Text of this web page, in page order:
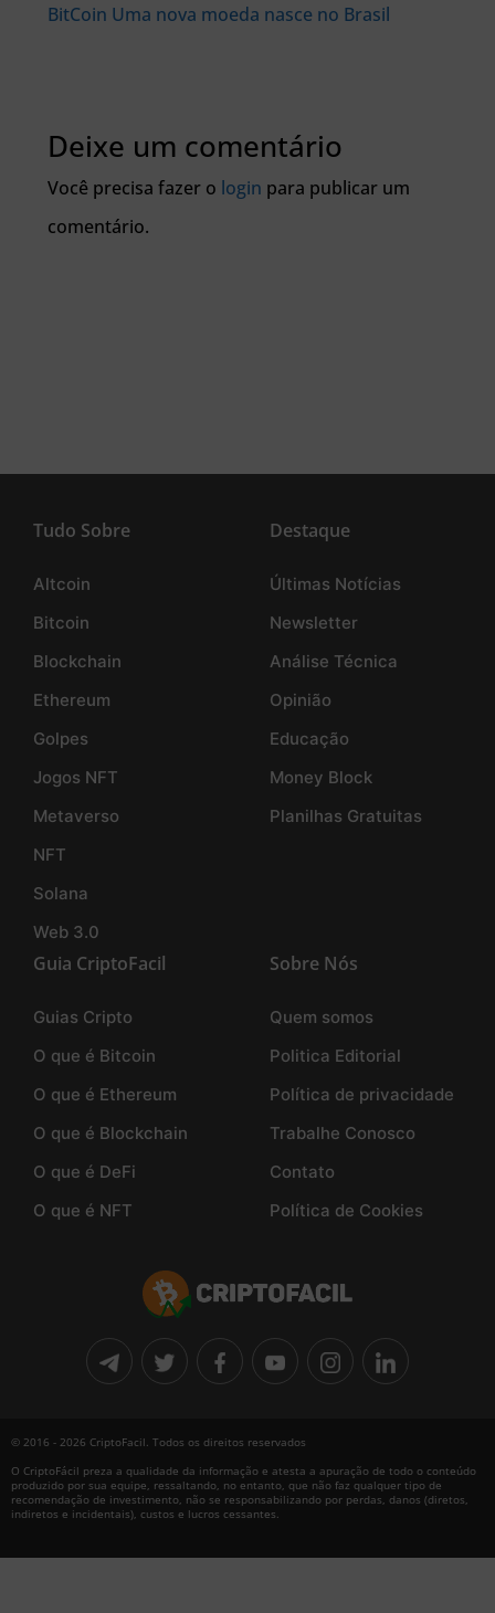
BitCoin Uma nova moeda nasce no Brasil
Deixe um comentário
Você precisa fazer o login para publicar um
comentário.
Tudo Sobre
Altcoin
Bitcoin
Blockchain
Ethereum
Golpes
Jogos NFT
Metaverso
NFT
Solana
Web 3.0
Destaque
Últimas Notícias
Newsletter
Análise Técnica
Opinião
Educação
Money Block
Planilhas Gratuitas
Guia CriptoFacil
Guias Cripto
O que é Bitcoin
O que é Ethereum
O que é Blockchain
O que é DeFi
O que é NFT
Sobre Nós
Quem somos
Politica Editorial
Política de privacidade
Trabalhe Conosco
Contato
Política de Cookies
© 2016 - 2026 CriptoFacil. Todos os direitos reservados
O CriptoFácil preza a qualidade da informação e atesta a apuração de todo o conteúdo
produzido por sua equipe, ressaltando, no entanto, que não faz qualquer tipo de
recomendação de investimento, não se responsabilizando por perdas, danos (diretos,
indiretos e incidentais), custos e lucros cessantes.